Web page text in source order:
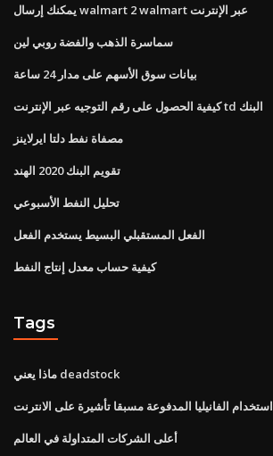
يمكنك إرسال walmart 2 walmart عبر الإنترنت
سماسرة الذهب والفضة روبي لين
بيانات سوق الأسهم على مدار 24 ساعة
كيفية الحصول على رقم التوجيه عبر الإنترنت td البنك
مصفاة نفط دلتا ايرلاينز
تقويم البنك 2020 الهند
تحليل النفط الأسبوعي
الفعل المستقبلي البسيط يستخدم الفعل
كيفية حساب معدل إنتاج النفط
Tags
ماذا يعني deadstock
الفانيليا المدفوعة مسبقا تأشيرة على الانترنت
أعلى الشركات المتداولة في العالم